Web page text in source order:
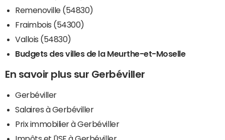
Remenoville (54830)
Fraimbois (54300)
Vallois (54830)
Budgets des villes de la Meurthe-et-Moselle
En savoir plus sur Gerbéviller
Gerbéviller
Salaires à Gerbéviller
Prix immobilier à Gerbéviller
Impôts et l'ISF à Gerbéviller